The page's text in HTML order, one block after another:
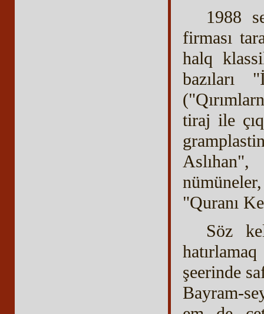
1988
firması
halq
bazıları
tiraj ile
"Quranı
Söz
şeerinde
Bayram-